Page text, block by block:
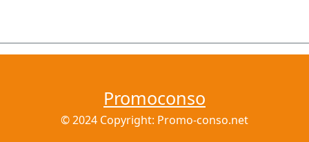
Promoconso
© 2024 Copyright: Promo-conso.net